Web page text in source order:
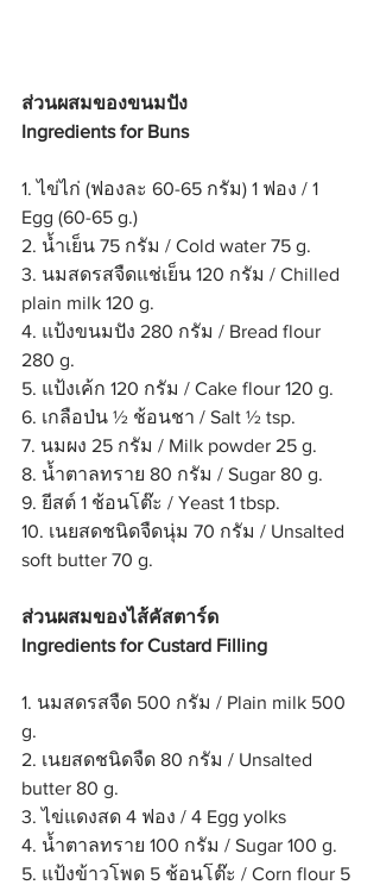
ส่วนผสมของขนมปัง
Ingredients for Buns
1. ไข่ไก่ (ฟองละ 60-65 กรัม) 1 ฟอง / 1
Egg (60-65 g.)
2. น้ำเย็น 75 กรัม / Cold water 75 g.
3. นมสดรสจืดแช่เย็น 120 กรัม / Chilled
plain milk 120 g.
4. แป้งขนมปัง 280 กรัม / Bread flour
280 g.
5. แป้งเค้ก 120 กรัม / Cake flour 120 g.
6. เกลือป่น ½ ช้อนชา / Salt ½ tsp.
7. นมผง 25 กรัม / Milk powder 25 g.
8. น้ำตาลทราย 80 กรัม / Sugar 80 g.
9. ยีสต์ 1 ช้อนโต๊ะ / Yeast 1 tbsp.
10. เนยสดชนิดจืดนุ่ม 70 กรัม / Unsalted
soft butter 70 g.
ส่วนผสมของไส้คัสตาร์ด
Ingredients for Custard Filling
1. นมสดรสจืด 500 กรัม / Plain milk 500
g.
2. เนยสดชนิดจืด 80 กรัม / Unsalted
butter 80 g.
3. ไข่แดงสด 4 ฟอง / 4 Egg yolks
4. น้ำตาลทราย 100 กรัม / Sugar 100 g.
5. แป้งข้าวโพด 5 ช้อนโต๊ะ / Corn flour 5